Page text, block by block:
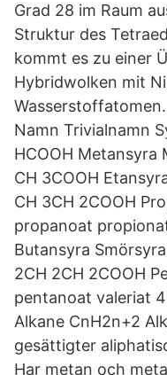
Grad 28 im Raum
Struktur des
kommt es zu einer
Hybridwolken mit
Namn Trivialnamn
HCOOH
CH 3COOH
CH 3CH 2COOH
propanoat
Butansyra
2CH 2CH 2COOH
pentanoat valeriat
Alkane CnH2n+2
gesättigter
Har metan och